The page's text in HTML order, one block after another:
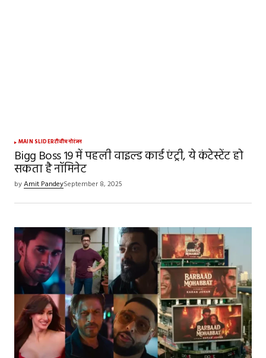
MAIN SLIDERटीवीमनोरंजन
Bigg Boss 19 में पहली वाइल्ड कार्ड एंट्री, ये कंटेस्टेंट हो
सकता है नॉमिनेट
byAmit PandeySeptember 8, 2025